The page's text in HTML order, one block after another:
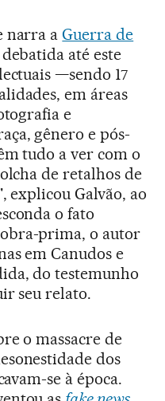
narra aGuerra de
debatida até este
—sendo 17
em áreas
e
gênero e pós-
tudo a ver com o
de retalhos de
explicou Galvão, ao
o fato
prima, o autor
em Canudos e
do testemunho
seu relato.
o massacre de
dos
se à época.